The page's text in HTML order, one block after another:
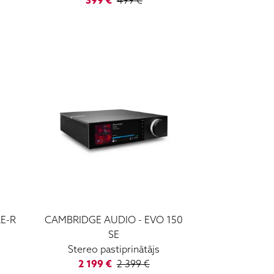
R CAMBRIDGE AUDIO - EVO 150
SE
Stereo pastiprinātājs
2 199€ 2 399€